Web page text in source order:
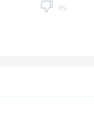
0%